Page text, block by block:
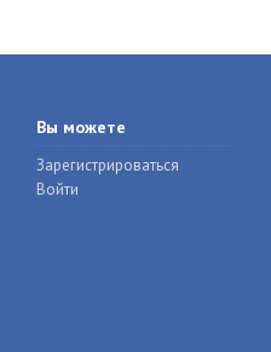
Вы можете
Зарегистрироваться
Войти